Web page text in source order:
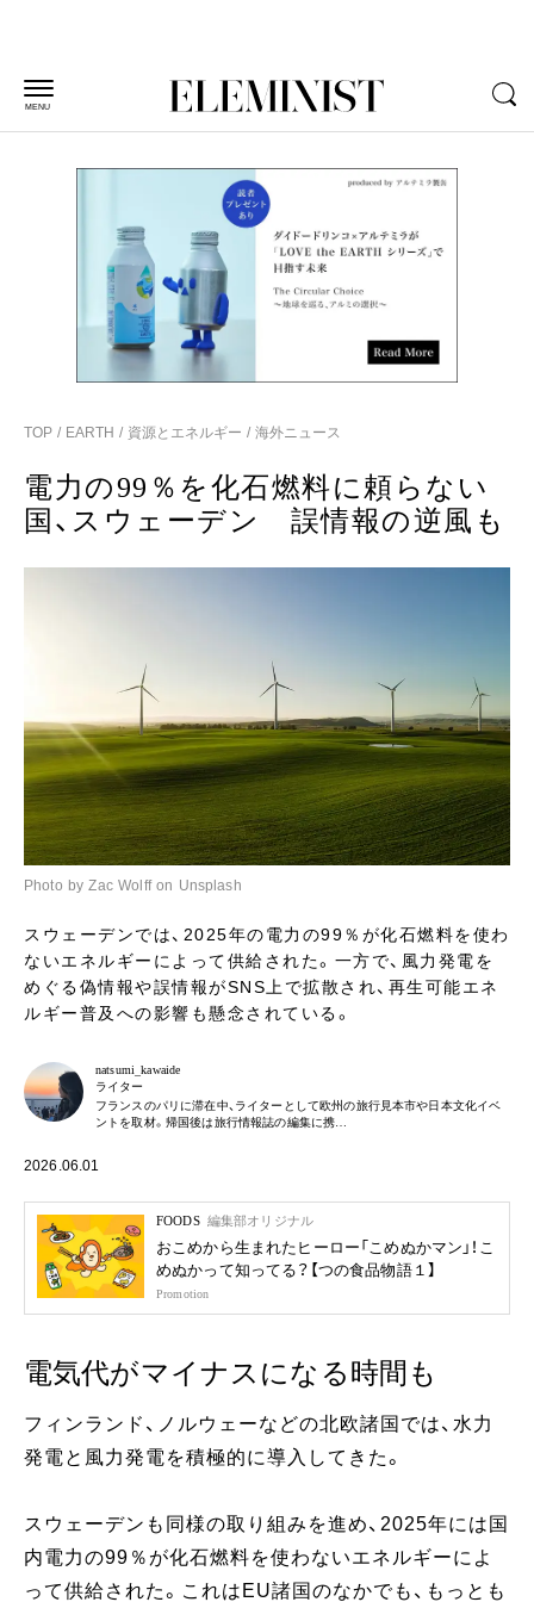
MENU
TOP EARTH 資源とエネルギー 海外ニュース
電力の99％を化石燃料に頼らない
国、スウェーデン 誤情報の逆風も
Photo by Zac Wolff on Unsplash
スウェーデンでは、2025年の電力の99％が化石燃料を使わ
ないエネルギーによって供給された。一方で、風力発電を
めぐる偽情報や誤情報がSNS上で拡散され、再生可能エネ
ルギー普及への影響も懸念されている。
natsumi_kawaide
ライター
フランスのパリに滞在中、ライターとして欧州の旅行見本市や日本文化イベ
ントを取材。帰国後は旅行情報誌の編集に携…
2026.06.01
FOODS 編集部オリジナル
おこめから生まれたヒーロー「こめぬかマン」！こ
めぬかって知ってる？【つの食品物語１】
Promotion
電気代がマイナスになる時間も
フィンランド、ノルウェーなどの北欧諸国では、水力
発電と風力発電を積極的に導入してきた。
スウェーデンも同様の取り組みを進め、2025年には国
内電力の99％が化石燃料を使わないエネルギーによ
って供給された。これはEU諸国のなかでも、もっとも